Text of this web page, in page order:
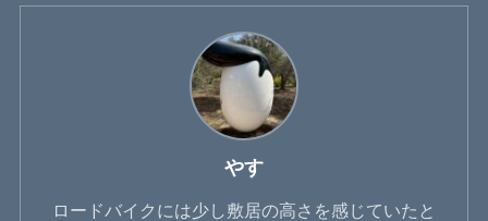
やす
ロードバイクには少し敷居の高さを感じていたと